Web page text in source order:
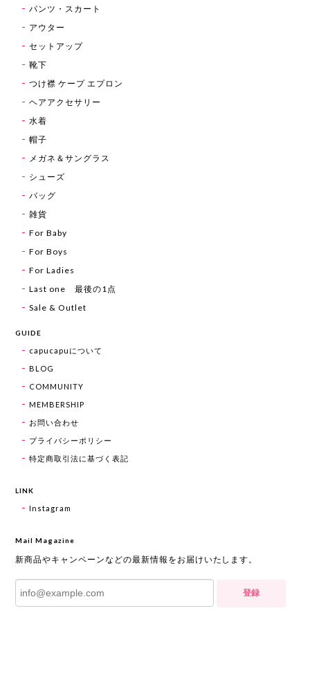
パンツ・スカート
アウター
セットアップ
靴下
つけ襟 ケープ エプロン
ヘアアクセサリー
水着
帽子
メガネ＆サングラス
シューズ
バッグ
雑貨
For Baby
For Boys
For Ladies
Last one 最後の1点
Sale & Outlet
GUIDE
capucapuについて
BLOG
COMMUNITY
MEMBERSHIP
お問い合わせ
プライバシーポリシー
特定商取引法に基づく表記
LINK
Instagram
Mail Magazine
新商品やキャンペーンなどの最新情報をお届けいたします。
登録